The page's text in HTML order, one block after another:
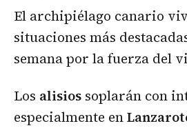
El archipiélago canario
situaciones más
semana por la fuerza del
Los alisios soplarán con
especialmente en